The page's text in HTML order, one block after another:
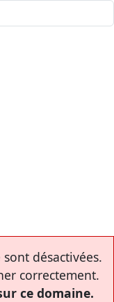
désactivées.
correctement.
ce domaine.